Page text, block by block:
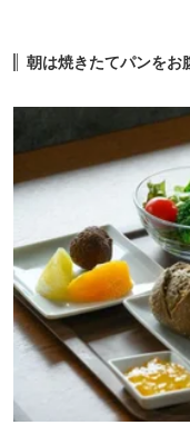
朝は焼きたてパンをお